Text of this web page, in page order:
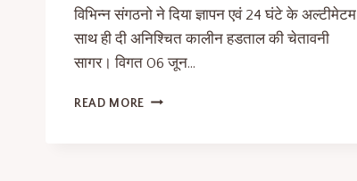
विभिन्न संगठनो ने दिया ज्ञापन एवं 24 घंटे के अल्टीमेटम
साथ ही दी अनिश्चित कालीन हडताल की चेतावनी
सागर। विगत 06 जून…
READ MORE